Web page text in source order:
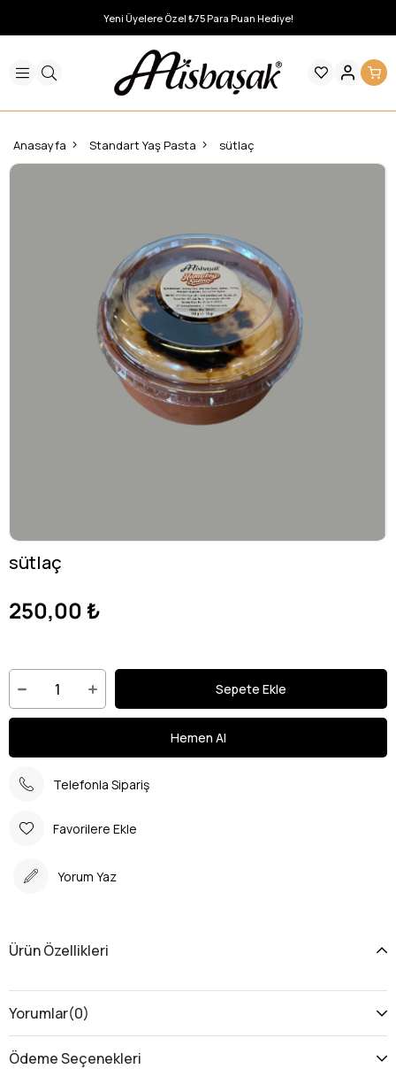
Yeni Üyelere Özel ₺75 Para Puan Hediye!
Anasayfa Standart Yaş Pasta sütlaç
sütlaç
250,00 ₺
Telefonla Sipariş
Favorilere Ekle
Yorum Yaz
Ürün Özellikleri
Yorumlar(0)
Ödeme Seçenekleri